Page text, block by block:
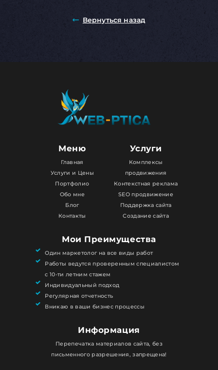
Вернуться назад
Меню
Главная
Услуги и Цены
Портфолио
Обо мне
Блог
Контакты
Услуги
Комплексы
продвижения
Контекстная реклама
SEO продвижение
Поддержка сайта
Создание сайта
Мои Преимущества
Один маркетолог на все виды работ
Работы ведутся проверенным специалистом
с 10-ти летним стажем
Индивидуальный подход
Регулярная отчетность
Вникаю в ваши бизнес процессы
Информация
Перепечатка материалов сайта, без
письменного разрешения, запрещена!